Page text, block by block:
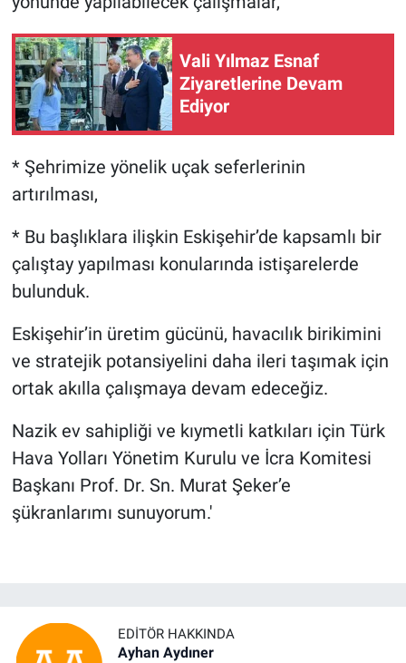
Vali Yılmaz Esnaf
Ziyaretlerine Devam
Ediyor
* Şehrimize yönelik uçak seferlerinin
artırılması,
* Bu başlıklara ilişkin Eskişehir’de kapsamlı bir
çalıştay yapılması konularında istişarelerde
bulunduk.
Eskişehir’in üretim gücünü, havacılık birikimini
ve stratejik potansiyelini daha ileri taşımak için
ortak akılla çalışmaya devam edeceğiz.
Nazik ev sahipliği ve kıymetli katkıları için Türk
Hava Yolları Yönetim Kurulu ve İcra Komitesi
Başkanı Prof. Dr. Sn. Murat Şeker’e
şükranlarımı sunuyorum.'
EDITÖR HAKKINDA
Ayhan Aydıner